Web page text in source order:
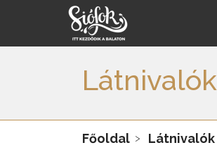
Látnivalók
Főoldal Látnivalók